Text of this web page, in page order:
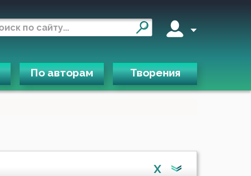
По авторам Творения
X